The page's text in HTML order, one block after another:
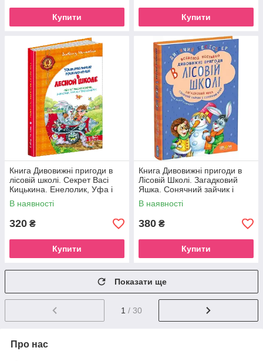
Купити Купити
Книга Дивовижні пригоди в
лісовій школі. Секрет Васі
Кицькина. Енелолик, Уфа і
Страхозаврик (російською
мовою)
В наявності
320 ₴
Купити
Книга Дивовижні пригоди в
Лісовій Школі. Загадковий
Яшка. Сонячний зайчик і
Сонячний вовк
В наявності
380 ₴
Купити
Показати ще
1 / 30
Про нас